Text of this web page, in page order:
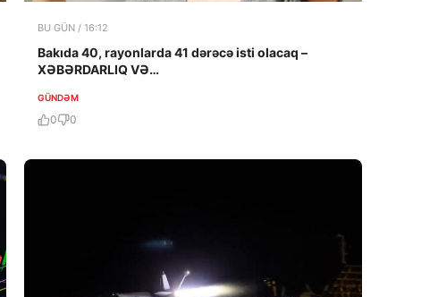
BU GÜN / 16:12
Bakıda 40, rayonlarda 41 dərəcə isti olacaq –
XƏBƏRDARLIQ VƏ…
GÜNDƏM
0 0